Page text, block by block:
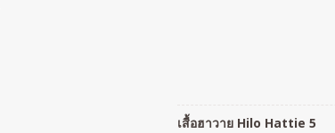
เสื้อฮาวาย Hilo Hattie 5